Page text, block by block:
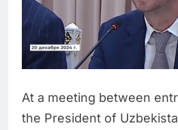
At a meeting between
the President of